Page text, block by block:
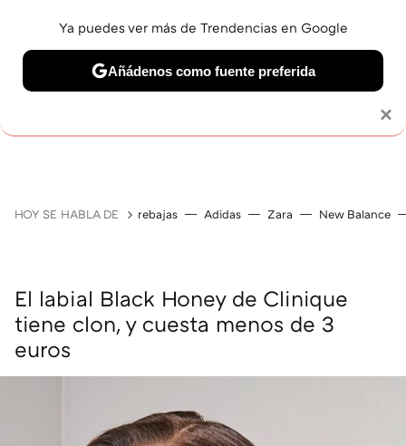
HOY SE HABLA DE rebajas Adidas Zara New Balance
El labial Black Honey de Clinique
tiene clon, y cuesta menos de 3
euros
×
Ya puedes ver más de Trendencias en Google
Añádenos como fuente preferida